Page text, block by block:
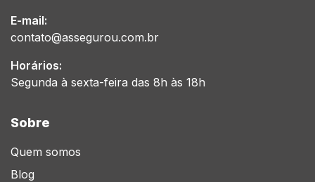
E-mail:
contato@assegurou.com.br
Horários:
Segunda à sexta-feira das 8h às 18h
Sobre
Quem somos
Blog